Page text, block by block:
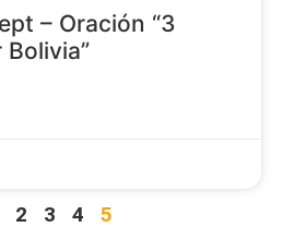
– Oración “3
2 3 4 5